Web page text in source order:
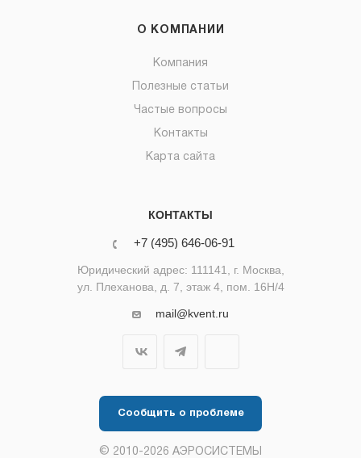
О КОМПАНИИ
Компания
Полезные статьи
Частые вопросы
Контакты
Карта сайта
КОНТАКТЫ
+7 (495) 646-06-91
Юридический адрес: 111141, г. Москва,
ул. Плеханова, д. 7, этаж 4, пом. 16Н/4
mail@kvent.ru
Сообщить о проблеме
© 2010-2026 АЭРОСИСТЕМЫ